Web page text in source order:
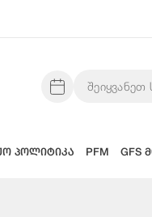
პოლიტიკა PFM GFS